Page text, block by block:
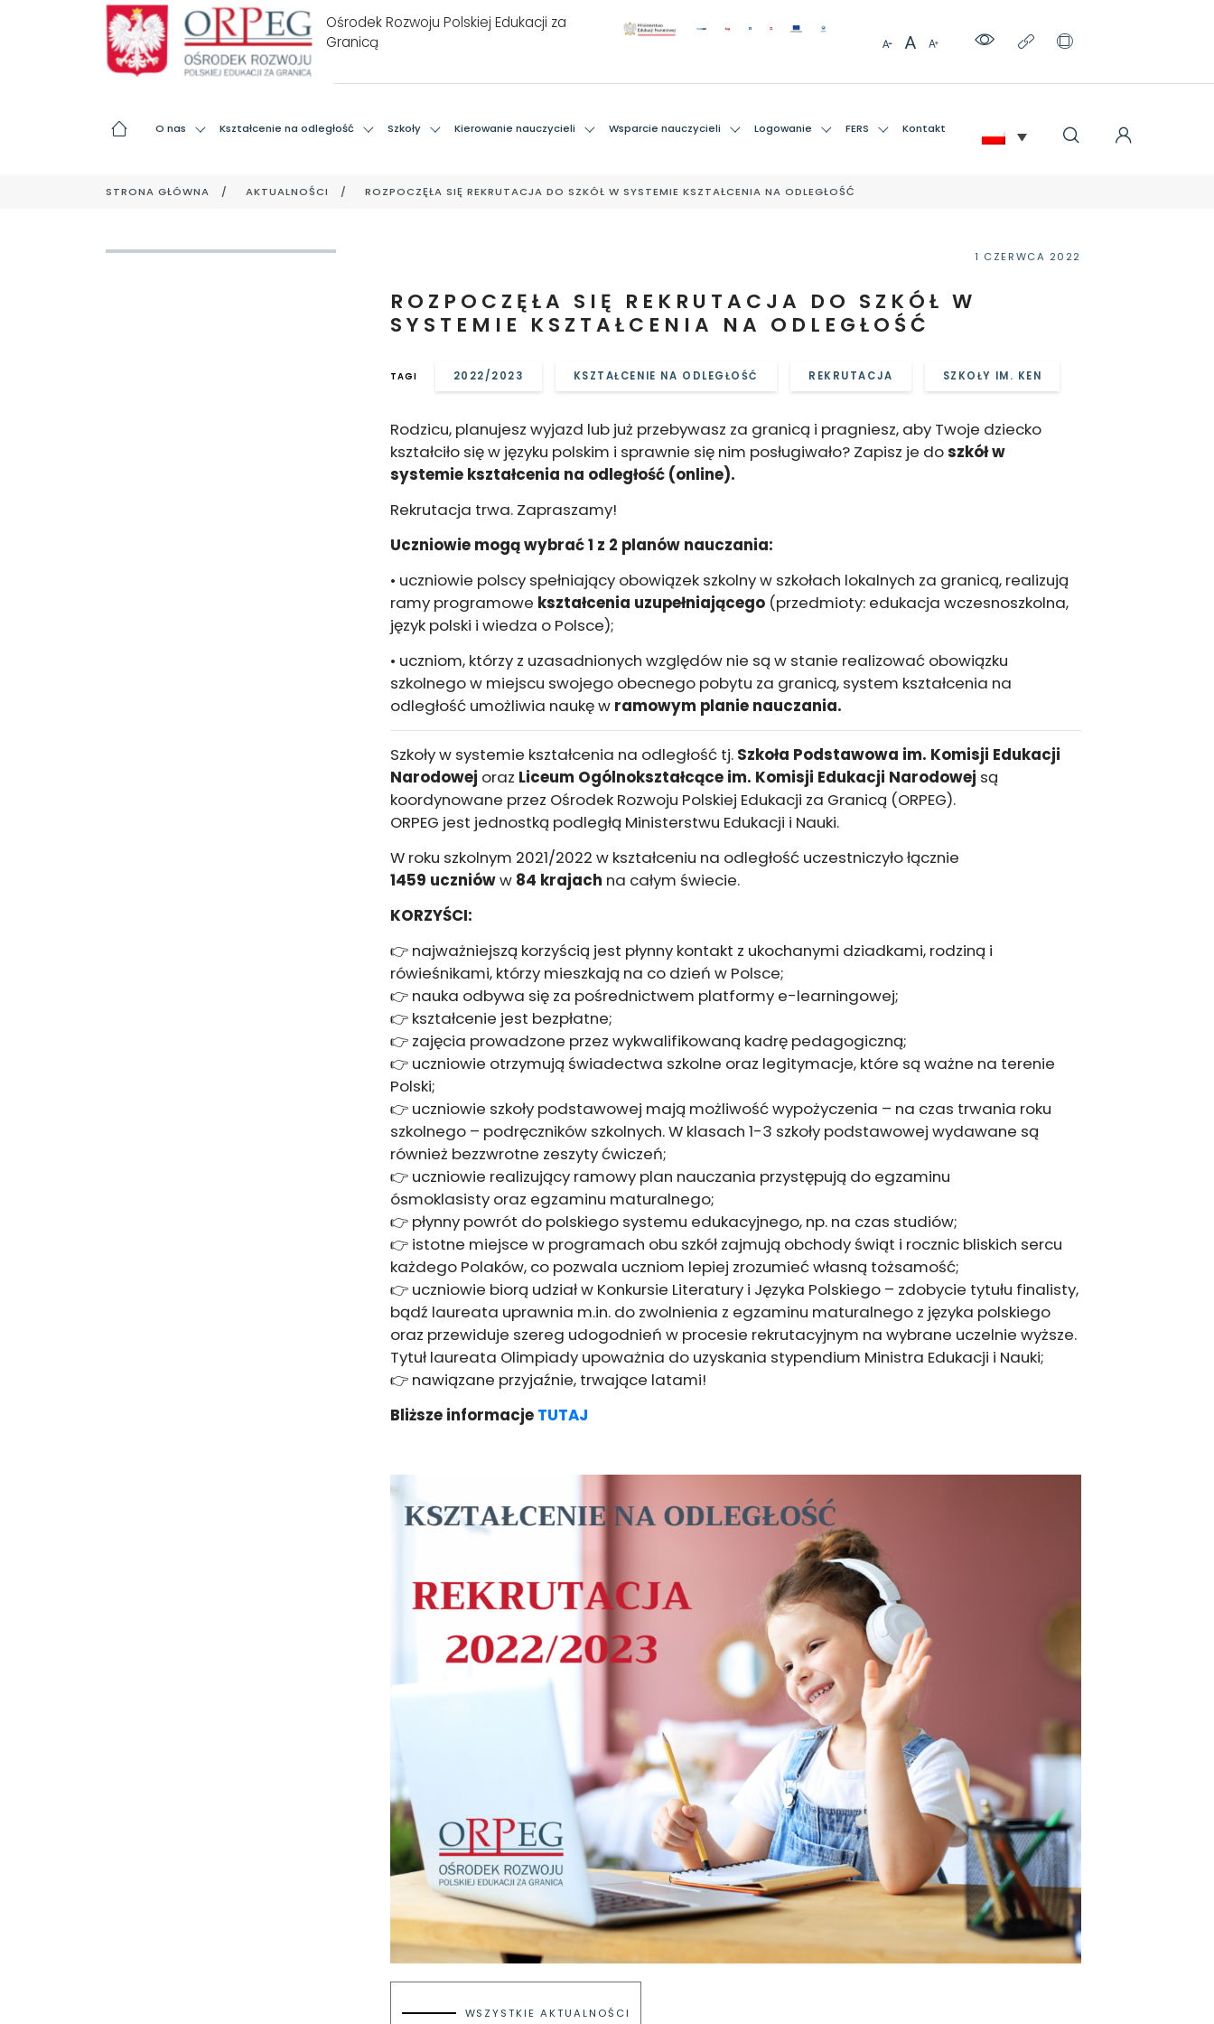
Ośrodek Rozwoju Polskiej Edukacji za
Granicą
O nas Kształcenie na odległość Szkoły Kierowanie nauczycieli Wsparcie nauczycieli Logowanie FERS Kontakt
STRONA GŁÓWNA AKTUALNOŚCI ROZPOCZĘŁA SIĘ REKRUTACJA DO SZKÓŁ W SYSTEMIE KSZTAŁCENIA NA ODLEGŁOŚĆ
ROZPOCZĘŁA SIĘ REKRUTACJA DO SZKÓŁ W
SYSTEMIE KSZTAŁCENIA NA ODLEGŁOŚĆ
1 CZERWCA 2022
TAGI 2022/2023 KSZTAŁCENIE NA ODLEGŁOŚĆ REKRUTACJA SZKOŁY IM. KEN
Rodzicu, planujesz wyjazd lub już przebywasz za granicą i pragniesz, aby Twoje dziecko
kształciło się w języku polskim i sprawnie się nim posługiwało? Zapisz je doszkół w
systemie kształcenia na odległość (online).
Rekrutacja trwa. Zapraszamy!
Uczniowie mogą wybrać 1 z 2 planów nauczania:
• uczniowie polscy spełniający obowiązek szkolny w szkołach lokalnych za granicą, realizują
ramy programowe kształcenia uzupełniającego (przedmioty: edukacja wczesnoszkolna,
język polski i wiedza o Polsce);
• uczniom, którzy z uzasadnionych względów nie są w stanie realizować obowiązku
szkolnego w miejscu swojego obecnego pobytu za granicą, system kształcenia na
odległość umożliwia naukę w ramowym planie nauczania.
Szkoły w systemie kształcenia na odległość tj. Szkoła Podstawowa im. Komisji Edukacji
Narodowej oraz Liceum Ogólnokształcące im. Komisji Edukacji Narodowej są
koordynowane przez Ośrodek Rozwoju Polskiej Edukacji za Granicą (ORPEG).
ORPEG jest jednostką podległą Ministerstwu Edukacji i Nauki.
W roku szkolnym 2021/2022 w kształceniu na odległość uczestniczyło łącznie
1459 ucznióww 84 krajach na całym świecie.
KORZYŚCI:
👉 najważniejszą korzyścią jest płynny kontakt z ukochanymi dziadkami, rodziną i
rówieśnikami, którzy mieszkają na co dzień w Polsce;
👉 nauka odbywa się za pośrednictwem platformy e-learningowej;
👉 kształcenie jest bezpłatne;
👉 zajęcia prowadzone przez wykwalifikowaną kadrę pedagogiczną;
👉 uczniowie otrzymują świadectwa szkolne oraz legitymacje, które są ważne na terenie
Polski;
👉 uczniowie szkoły podstawowej mają możliwość wypożyczenia – na czas trwania roku
szkolnego – podręczników szkolnych. W klasach 1-3 szkoły podstawowej wydawane są
również bezzwrotne zeszyty ćwiczeń;
👉 uczniowie realizujący ramowy plan nauczania przystępują do egzaminu
ósmoklasisty oraz egzaminu maturalnego;
👉 płynny powrót do polskiego systemu edukacyjnego, np. na czas studiów;
👉 istotne miejsce w programach obu szkół zajmują obchody świąt i rocznic bliskich sercu
każdego Polaków, co pozwala uczniom lepiej zrozumieć własną tożsamość;
👉 uczniowie biorą udział w Konkursie Literatury i Języka Polskiego – zdobycie tytułu finalisty,
bądź laureata uprawnia m.in. do zwolnienia z egzaminu maturalnego z języka polskiego
oraz przewiduje szereg udogodnień w procesie rekrutacyjnym na wybrane uczelnie wyższe.
Tytuł laureata Olimpiady upoważnia do uzyskania stypendium Ministra Edukacji i Nauki;
👉 nawiązane przyjaźnie, trwające latami!
Bliższe informacje TUTAJ
WSZYSTKIE AKTUALNOŚCI